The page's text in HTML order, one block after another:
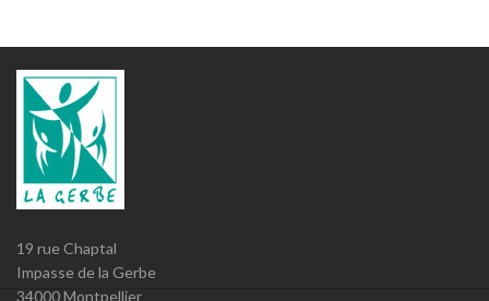
19 rue Chaptal
Impasse de la Gerbe
34000 Montpellier